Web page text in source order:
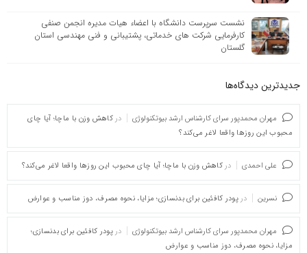
نشست سرپرست دانشگاه با اعضاء هیات مدیره انجمن صنفی
کارفرمایی شرکت های خدماتی، پشتیبانی و فنی ‌مهندسی استان
گلستان
جدیدترین دیدگاه‌‌ها
مهران محمدپور سرای کارشناس ارشد بیوتکنولوژی در کاهش وزن با ماچا؛ آیا چای
محبوب این روزها واقعا لاغر می‌کند؟
علی احمدی در کاهش وزن با ماچا؛ آیا چای محبوب این روزها واقعا لاغر می‌کند؟
نسرین در پودر کافئین برای بدنسازی؛ مزایا، نحوه مصرف، دوز مناسب و عوارض
مهران محمدپور سرای کارشناس ارشد بیوتکنولوژی در پودر کافئین برای بدنسازی؛
مزایا، نحوه مصرف، دوز مناسب و عوارض